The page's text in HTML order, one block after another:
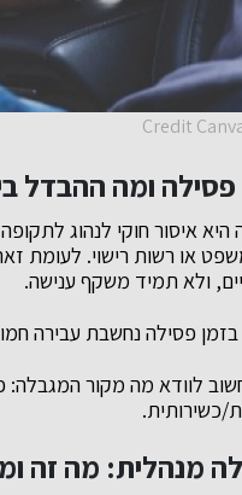
Credit
ומה ההבדל
היא איסור חוקי לנהוג
או רשות רישוי. לעומת
ולא תמיד משקף ענישה.
בזמן פסילה נחשבת עבירה
לוודא מה מקור
כשירותית.
מנהלית: מה זה